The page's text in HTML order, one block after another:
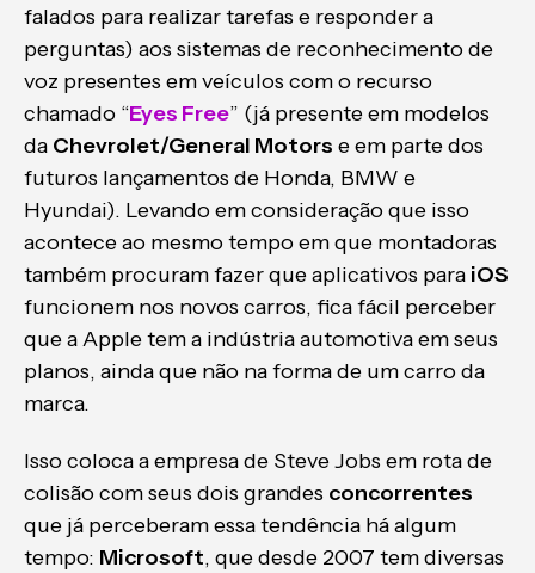
falados para realizar tarefas e responder a
perguntas) aos sistemas de reconhecimento de
voz presentes em veículos com o recurso
chamado “Eyes Free” (já presente em modelos
da Chevrolet/General Motors e em parte dos
futuros lançamentos de Honda, BMW e
Hyundai). Levando em consideração que isso
acontece ao mesmo tempo em que montadoras
também procuram fazer que aplicativos para iOS
funcionem nos novos carros, fica fácil perceber
que a Apple tem a indústria automotiva em seus
planos, ainda que não na forma de um carro da
marca.
Isso coloca a empresa de Steve Jobs em rota de
colisão com seus dois grandes concorrentes
que já perceberam essa tendência há algum
tempo: Microsoft, que desde 2007 tem diversas